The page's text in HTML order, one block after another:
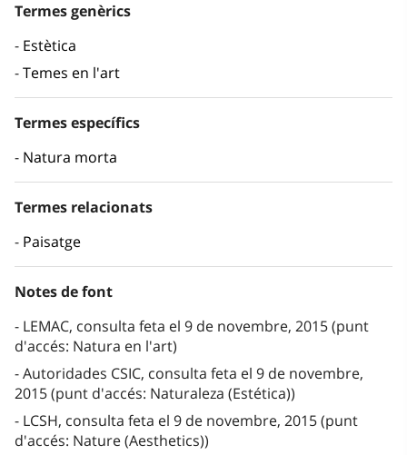
Termes genèrics
Estètica
Temes en l'art
Termes específics
Natura morta
Termes relacionats
Paisatge
Notes de font
LEMAC, consulta feta el 9 de novembre, 2015 (punt
d'accés: Natura en l'art)
Autoridades CSIC, consulta feta el 9 de novembre,
2015 (punt d'accés: Naturaleza (Estética))
LCSH, consulta feta el 9 de novembre, 2015 (punt
d'accés: Nature (Aesthetics))